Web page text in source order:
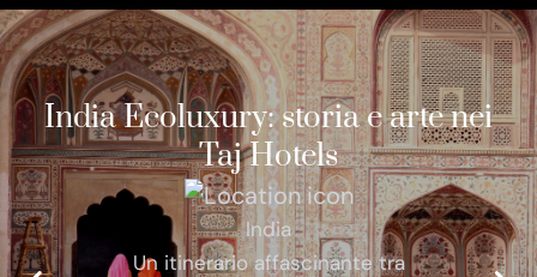
India Ecoluxury: storia e arte nei
Taj Hotels
India
Un itinerario affascinante tra